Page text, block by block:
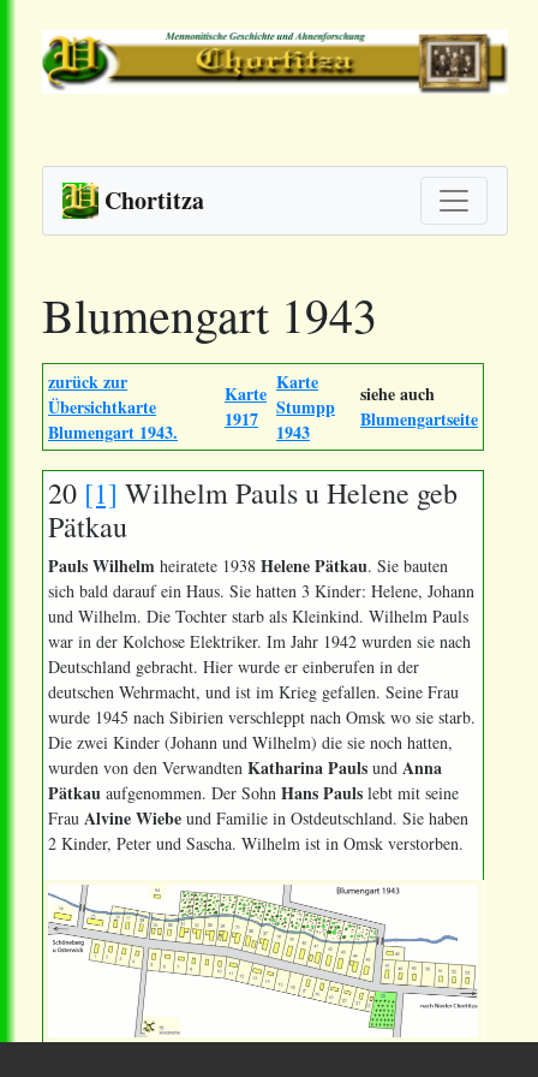
Chortitza
Blumengart 1943
zurück zur
Übersichtkarte
Blumengart 1943.
Karte
1917
Karte
Stumpp
1943
siehe auch
Blumengartseite
20 [1] Wilhelm Pauls u Helene geb
Pätkau
Pauls Wilhelm heiratete 1938 Helene Pätkau. Sie bauten
sich bald darauf ein Haus. Sie hatten 3 Kinder: Helene, Johann
und Wilhelm. Die Tochter starb als Kleinkind. Wilhelm Pauls
war in der Kolchose Elektriker. Im Jahr 1942 wurden sie nach
Deutschland gebracht. Hier wurde er einberufen in der
deutschen Wehrmacht, und ist im Krieg gefallen. Seine Frau
wurde 1945 nach Sibirien verschleppt nach Omsk wo sie starb.
Die zwei Kinder (Johann und Wilhelm) die sie noch hatten,
wurden von den Verwandten Katharina Pauls und Anna
Pätkau aufgenommen. Der Sohn Hans Pauls lebt mit seine
Frau Alvine Wiebe und Familie in Ostdeutschland. Sie haben
2 Kinder, Peter und Sascha. Wilhelm ist in Omsk verstorben.